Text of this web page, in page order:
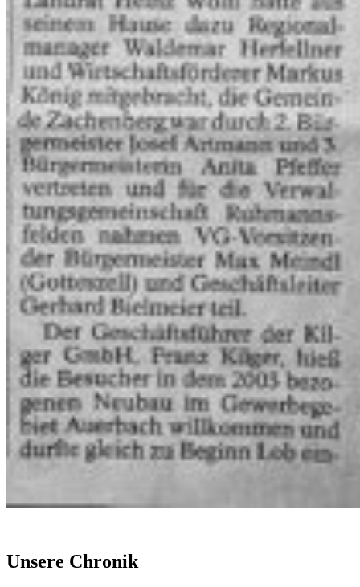
Unsere Chronik